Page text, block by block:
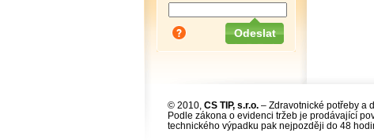
© 2010, CS TIP, s.r.o. – Zdravotnické potřeby a
Podle zákona o evidenci tržeb je prodávající
technického výpadku pak nejpozději do 48